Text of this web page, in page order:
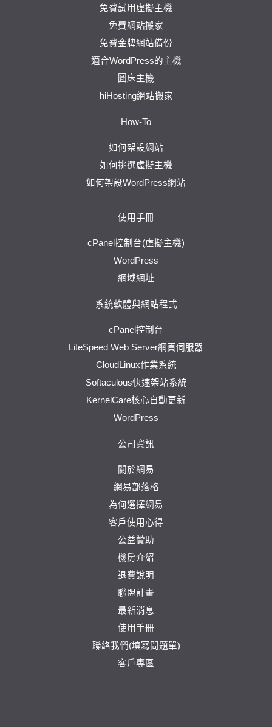
免費試用虛擬主機
免費網站搬家
免費金牌網站備份
適合WordPress的主機
圖床主機
hiHosting網站搬家
How-To
如何架設網站
如何挑選虛擬主機
如何架設WordPress網站
使用手冊
cPanel控制台(虛擬主機)
WordPress
網域網址
系統軟體與網站程式
cPanel控制台
LiteSpeed Web Server網頁伺服器
CloudLinux作業系統
Softaculous快速架站系統
KernelCare核心自動更新
WordPress
公司資訊
關於網易
網易部落格
為何選擇網易
客戶使用心得
公益贊助
機房介紹
退費說明
聯盟計畫
最新消息
使用手冊
聯絡我們(填寫問題單)
客戶專區